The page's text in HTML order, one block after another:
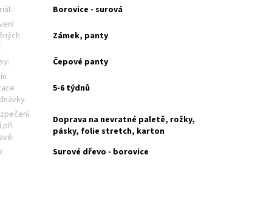
:
Borovice - surová
:
Zámek, panty
:
Čepové panty
:
5-6 týdnů
při
:
Doprava na nevratné paletě, rožky,
pásky, folie stretch, karton
: Surové dřevo - borovice